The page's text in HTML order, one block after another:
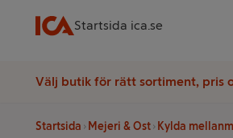
Startsida ica.se
Välj butik för rätt sortiment, pris
Startsida Mejeri & Ost Kylda